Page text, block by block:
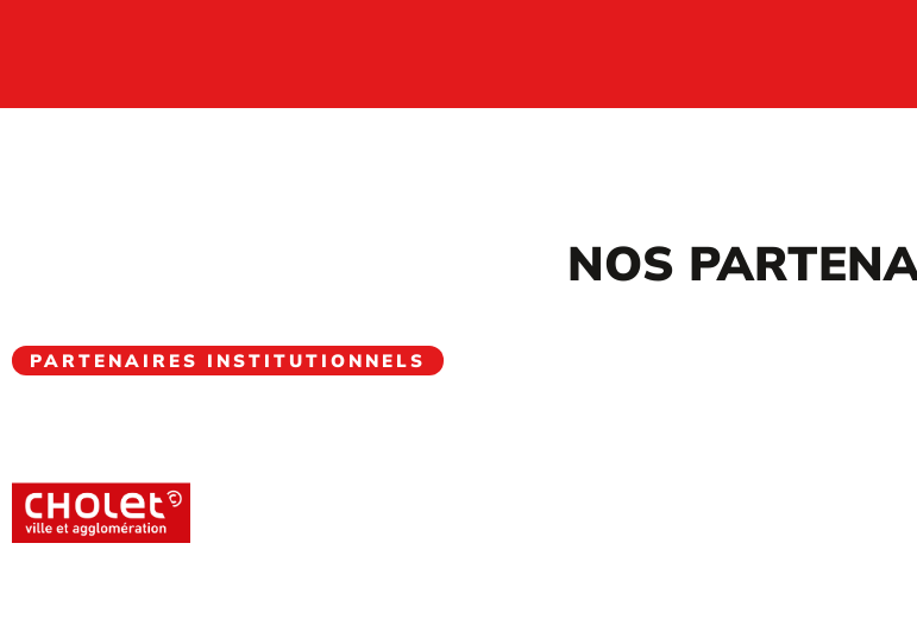
NOS
PARTENAIRES INSTITUTIONNELS